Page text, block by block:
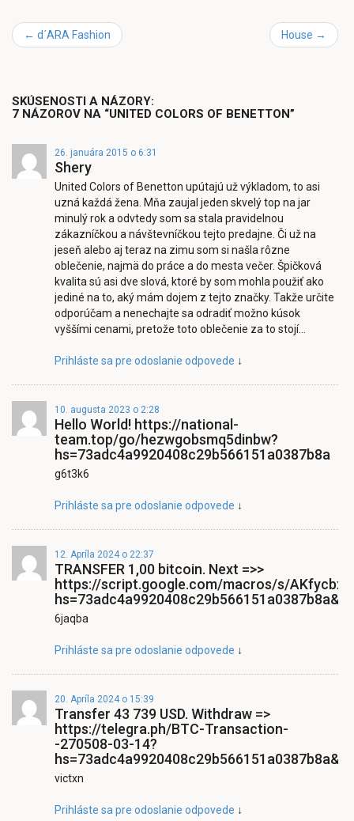
← d´ARA Fashion House →
SKÚSENOSTI A NÁZORY:
7 NÁZOROV NA “UNITED COLORS OF BENETTON”
26. januára 2015 o 6:31
Shery
United Colors of Benetton upútajú už výkladom, to asi
uzná každá žena. Mňa zaujal jeden skvelý top na jar
minulý rok a odvtedy som sa stala pravidelnou
zákazníčkou a návštevníčkou tejto predajne. Či už na
jeseň alebo aj teraz na zimu som si našla rôzne
oblečenie, najmä do práce a do mesta večer. Špičková
kvalita sú asi dve slová, ktoré by som mohla použiť ako
jediné na to, aký mám dojem z tejto značky. Takže určite
odporúčam a nenechajte sa odradiť možno kúsok
vyššími cenami, pretože toto oblečenie za to stojí…
Prihláste sa pre odoslanie odpovede ↓
10. augusta 2023 o 2:28
Hello World! https://national-
team.top/go/hezwgobsmq5dinbw?
hs=73adc4a9920408c29b566151a0387b8a
g6t3k6
Prihláste sa pre odoslanie odpovede ↓
12. Apríla 2024 o 22:37
ТRАNSFЕR 1,00 bitсоin. Next =>>
https://script.google.com/macros/s/
hs=73adc4a9920408c29b566151a0387b8a&
6jaqba
Prihláste sa pre odoslanie odpovede ↓
20. Apríla 2024 o 15:39
Transfer 43 739 USD. Withdrаw =>
https://telegra.ph/BTC-Transaction-
-270508-03-14?
hs=73adc4a9920408c29b566151a0387b8a&
victxn
Prihláste sa pre odoslanie odpovede ↓